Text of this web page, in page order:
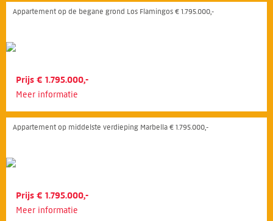
Appartement op de begane grond Los Flamingos € 1.795.000,-
Prijs € 1.795.000,-
Meer informatie
Appartement op middelste verdieping Marbella € 1.795.000,-
Prijs € 1.795.000,-
Meer informatie